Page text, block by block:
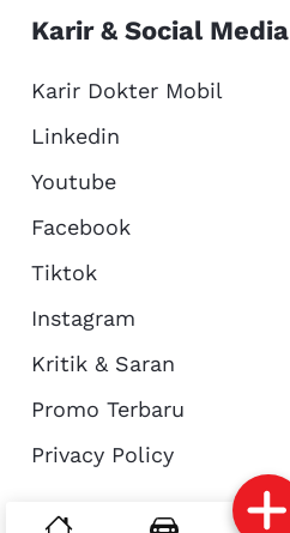
Reservasi
Karir & Social Media
Karir Dokter Mobil
Linkedin
Youtube
Facebook
Tiktok
Instagram
Kritik & Saran
Promo Terbaru
Privacy Policy